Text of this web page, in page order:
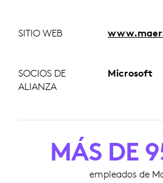
SITIO WEB
SOCIOS DE
ALIANZA
Microsoft
MÁS DE
empleados de